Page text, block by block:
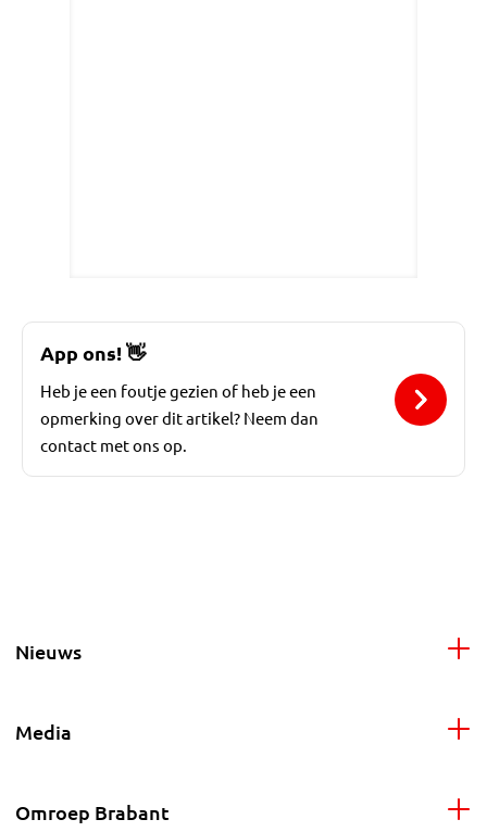
App ons!👋
Heb je een foutje gezien of heb je een
opmerking over dit artikel? Neem dan
contact met ons op.
Nieuws
Media
Omroep Brabant